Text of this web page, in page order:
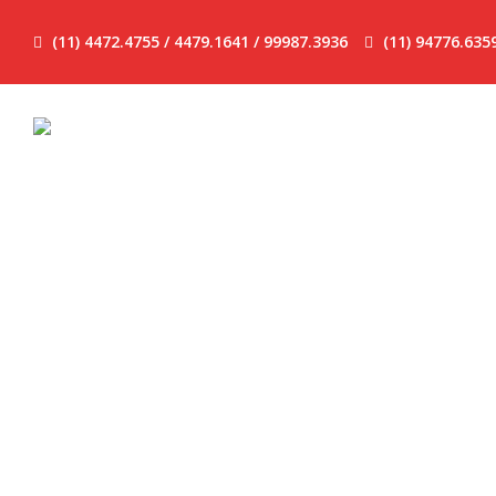
(11) 4472.4755 / 4479.1641 / 99987.3936 (11)